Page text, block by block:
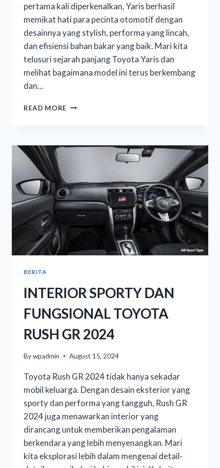
pertama kali diperkenalkan, Yaris berhasil
memikat hati para pecinta otomotif dengan
desainnya yang stylish, performa yang lincah,
dan efisiensi bahan bakar yang baik. Mari kita
telusuri sejarah panjang Toyota Yaris dan
melihat bagaimana model ini terus berkembang
dan…
READ MORE
BERITA
INTERIOR SPORTY DAN
FUNGSIONAL TOYOTA
RUSH GR 2024
Bywpadmin August 15, 2024
Toyota Rush GR 2024 tidak hanya sekadar
mobil keluarga. Dengan desain eksterior yang
sporty dan performa yang tangguh, Rush GR
2024 juga menawarkan interior yang
dirancang untuk memberikan pengalaman
berkendara yang lebih menyenangkan. Mari
kita eksplorasi lebih dalam mengenai detail-